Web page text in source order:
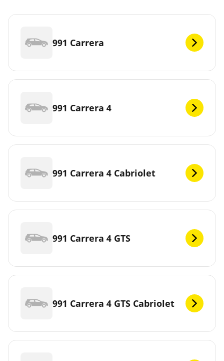
991 Carrera
991 Carrera 4
991 Carrera 4 Cabriolet
991 Carrera 4 GTS
991 Carrera 4 GTS Cabriolet